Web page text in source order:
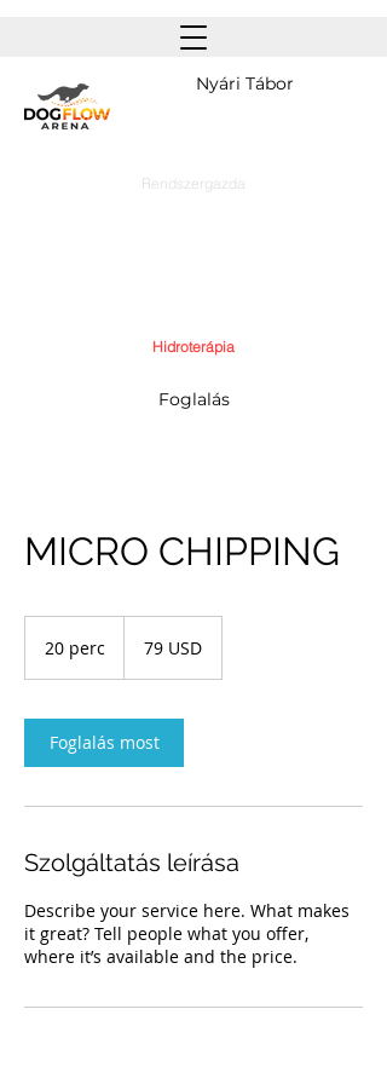
Nyári Tábor
Rendszergazda
Hidroterápia
Foglalás
MICRO CHIPPING
20 perc
e
r
c
dollár79 USD
Foglalás most
Szolgáltatás leírása
Describe your service here. What makes
it great? Tell people what you offer,
where it’s available and the price.